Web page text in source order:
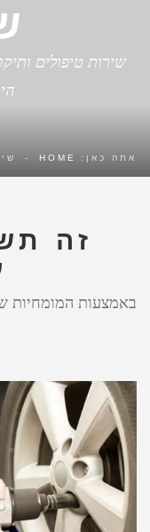
שירות טיפולים
אתה כאן: HOME
-
זה
באמצעות המומחיות